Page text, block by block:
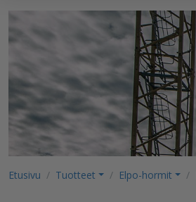
Etusivu Tuotteet Elpo-hormit